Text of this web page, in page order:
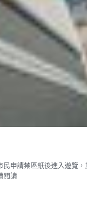
申請禁區紙後進入遊覽
閱讀